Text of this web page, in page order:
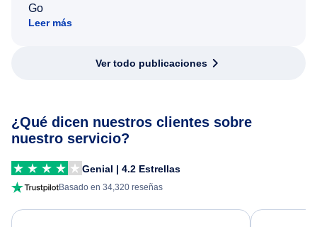
Go
Leer más
Ver todo publicaciones
¿Qué dicen nuestros clientes sobre
nuestro servicio?
Genial | 4.2 Estrellas
Basado en 34,320 reseñas